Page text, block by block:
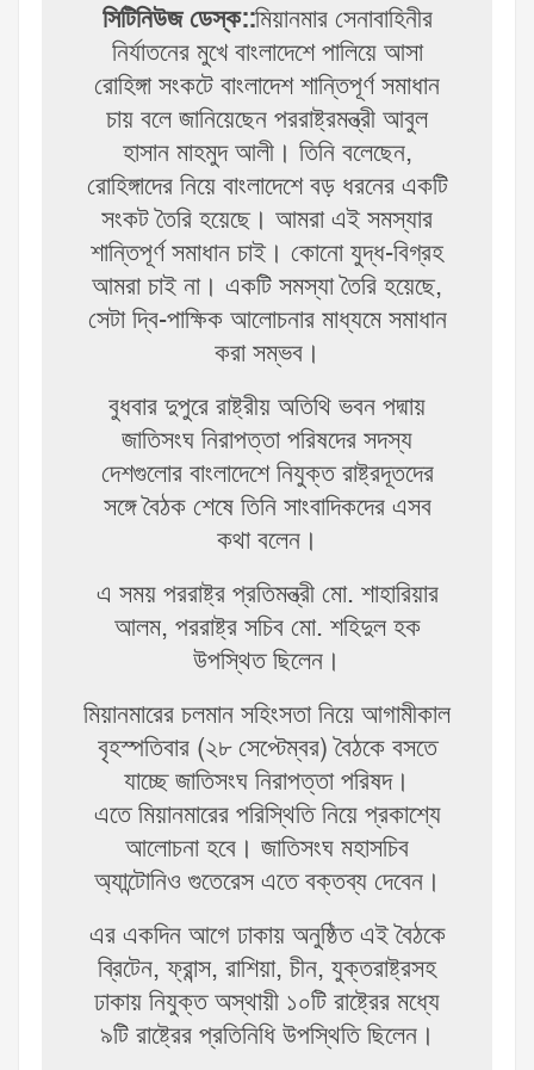
সিটিনিউজ ডেস্ক::মিয়ানমার সেনাবাহিনীর
নির্যাতনের মুখে বাংলাদেশে পালিয়ে আসা
রোহিঙ্গা সংকটে বাংলাদেশ শান্তিপূর্ণ সমাধান
চায় বলে জানিয়েছেন পররাষ্ট্রমন্ত্রী আবুল
হাসান মাহমুদ আলী। তিনি বলেছেন,
রোহিঙ্গাদের নিয়ে বাংলাদেশে বড় ধরনের একটি
সংকট তৈরি হয়েছে। আমরা এই সমস্যার
শান্তিপূর্ণ সমাধান চাই। কোনো যুদ্ধ-বিগ্রহ
আমরা চাই না। একটি সমস্যা তৈরি হয়েছে,
সেটা দ্বি-পাক্ষিক আলোচনার মাধ্যমে সমাধান
করা সম্ভব।
বুধবার দুপুরে রাষ্ট্রীয় অতিথি ভবন পদ্মায়
জাতিসংঘ নিরাপত্তা পরিষদের সদস্য
দেশগুলোর বাংলাদেশে নিযুক্ত রাষ্ট্রদূতদের
সঙ্গে বৈঠক শেষে তিনি সাংবাদিকদের এসব
কথা বলেন।
এ সময় পররাষ্ট্র প্রতিমন্ত্রী মো. শাহারিয়ার
আলম, পররাষ্ট্র সচিব মো. শহিদুল হক
উপস্থিত ছিলেন।
মিয়ানমারের চলমান সহিংসতা নিয়ে আগামীকাল
বৃহস্পতিবার (২৮ সেপ্টেম্বর) বৈঠকে বসতে
যাচ্ছে জাতিসংঘ নিরাপত্তা পরিষদ।
এতে মিয়ানমারের পরিস্থিতি নিয়ে প্রকাশ্যে
আলোচনা হবে। জাতিসংঘ মহাসচিব
অ্যান্টোনিও গুতেরেস এতে বক্তব্য দেবেন।
এর একদিন আগে ঢাকায় অনুষ্ঠিত এই বৈঠকে
ব্রিটেন, ফ্রান্স, রাশিয়া, চীন, যুক্তরাষ্ট্রসহ
ঢাকায় নিযুক্ত অস্থায়ী ১০টি রাষ্ট্রের মধ্যে
৯টি রাষ্ট্রের প্রতিনিধি উপস্থিতি ছিলেন।